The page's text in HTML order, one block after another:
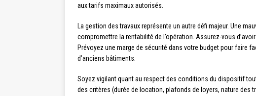
aux tarifs maximaux autorisés.
La gestion des travaux représente un autre défi majeur. Une
compromettre la rentabilité de l’opération. Assurez-vous
Prévoyez une marge de sécurité dans votre budget pour faire
d’anciens bâtiments.
Soyez vigilant quant au respect des conditions du dispositif
des critères (durée de location, plafonds de loyers, nature des